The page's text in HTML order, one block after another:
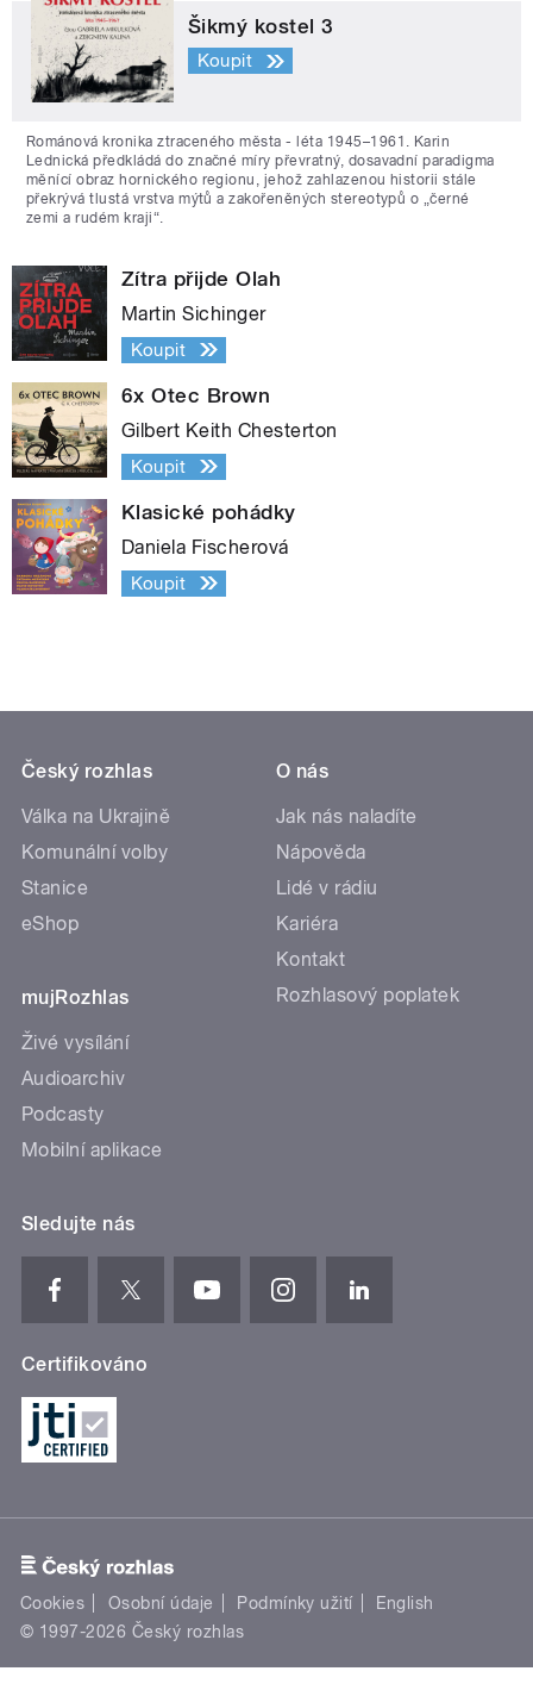
Šikmý kostel 3
Koupit
Románová kronika ztraceného města - léta 1945–1961. Karin
Lednická předkládá do značné míry převratný, dosavadní paradigma
měnící obraz hornického regionu, jehož zahlazenou historii stále
překrývá tlustá vrstva mýtů a zakořeněných stereotypů o „černé
zemi a rudém kraji“.
Zítra přijde Olah
Martin Sichinger
Koupit
6x Otec Brown
Gilbert Keith Chesterton
Koupit
Klasické pohádky
Daniela Fischerová
Koupit
Český rozhlas
Válka na Ukrajině
Komunální volby
Stanice
eShop
mujRozhlas
Živé vysílání
Audioarchiv
Podcasty
Mobilní aplikace
O nás
Jak nás naladíte
Nápověda
Lidé v rádiu
Kariéra
Kontakt
Rozhlasový poplatek
Sledujte nás
Certifikováno
Cookies Osobní údaje Podmínky užití
English
© 1997-2026 Český rozhlas